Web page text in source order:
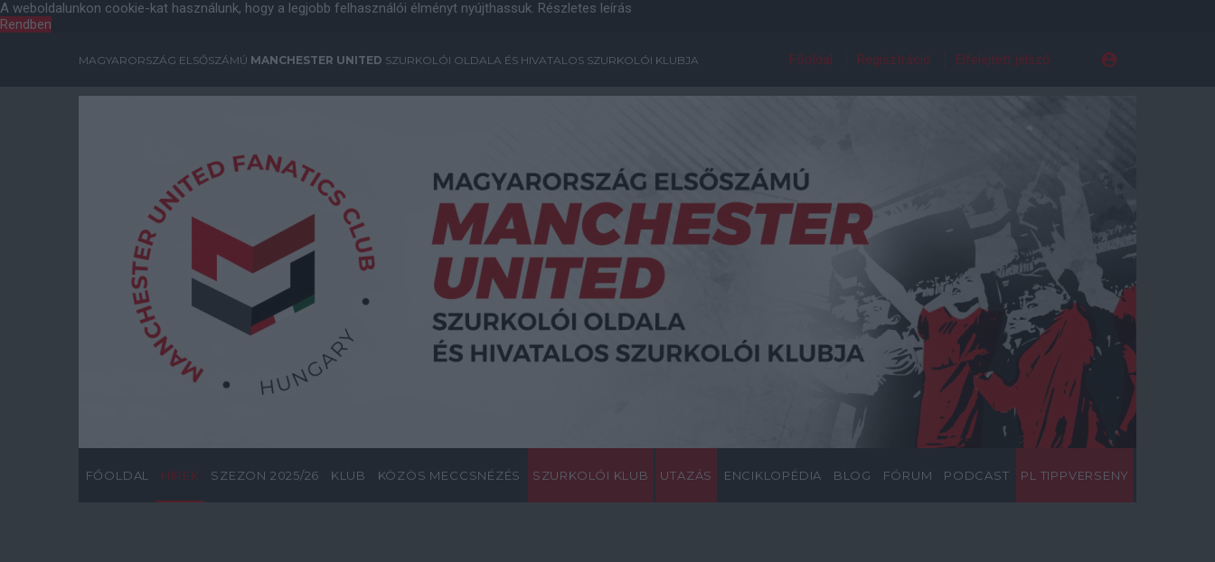
A weboldalunkon cookie-kat használunk, hogy a legjobb felhasználói élményt nyújthassuk. Részletes leírás
Rendben
MAGYARORSZÁG ELSŐSZÁMÚ MANCHESTER UNITED SZURKOLÓI OLDALA ÉS HIVATALOS SZURKOLÓI KLUBJA Főoldal Regisztráció Elfelejtett jelszó
FŐOLDAL HÍREK SZEZON 2025/26 KLUB KÖZÖS MECCSNÉZÉS SZURKOLÓI KLUB UTAZÁS ENCIKLOPÉDIA BLOG FÓRUM PODCAST PL TIPPVERSENY